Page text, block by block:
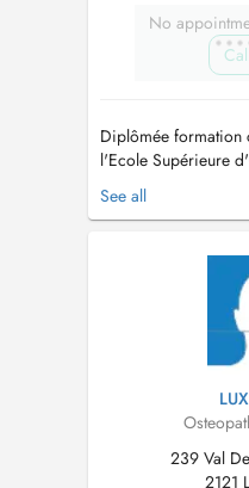
No
Diplômée formation
l'Ecole Supérieure
2011, après plus de
pluridisciplinaire à
Luxembourg depuis
centre mère enfant
See all
239 Val
2121